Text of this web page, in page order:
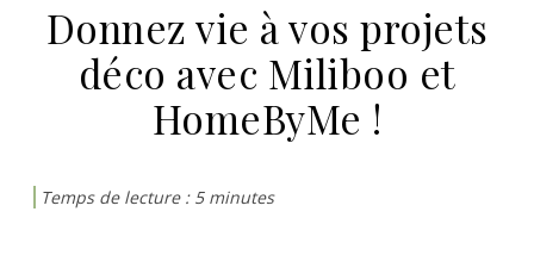
Donnez vie à vos projets
déco avec Miliboo et
HomeByMe !